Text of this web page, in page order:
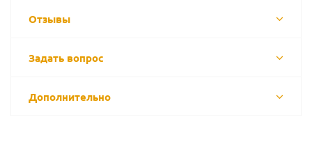
Отзывы
Задать вопрос
Дополнительно